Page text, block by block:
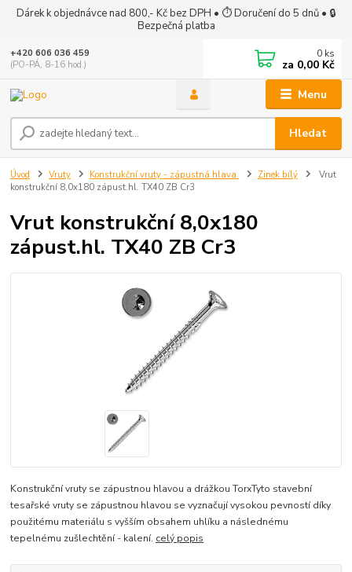
Dárek k objednávce nad 800,- Kč bez DPH • ⏱ Doručení do 5 dnů • 🔒
Bezpečná platba
Menu
Hledat
+420 606 036 459
(PO-PÁ, 8-16 hod.)
0 ks
za 0,00 Kč
Úvod Vruty Konstrukční vruty - zápustná hlava Zinek bílý
Vrut
konstrukční 8,0x180 zápust.hl. TX40 ZB Cr3
Vrut konstrukční 8,0x180
zápust.hl. TX40 ZB Cr3
Konstrukční vruty se zápustnou hlavou a drážkou TorxTyto stavební
tesařské vruty se zápustnou hlavou se vyznačují vysokou pevností díky
použitému materiálu s vyšším obsahem uhlíku a následnému
tepelnému zušlechtění - kalení. celý popis